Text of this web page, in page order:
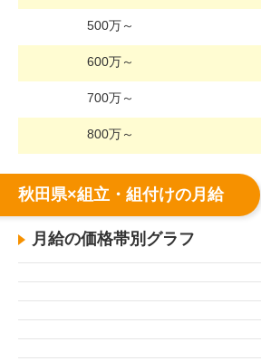
500万～
600万～
700万～
800万～
秋田県×組立・組付けの月給
月給の価格帯別グラフ